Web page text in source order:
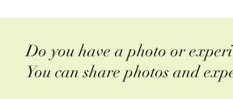
Do you have a photo or
You can share photos and